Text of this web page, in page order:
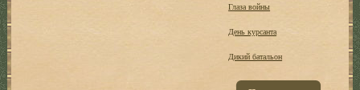
Глаза войны
День курсанта
Дикий батальон